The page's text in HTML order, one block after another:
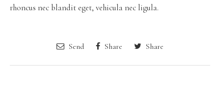
rhoncus nec blandit eget, vehicula nec ligula.
Send Share Share